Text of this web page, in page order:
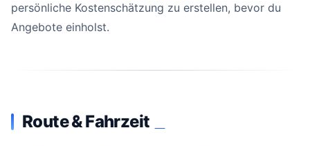
persönliche Kostenschätzung zu erstellen, bevor du
Angebote einholst.
Route & Fahrzeit